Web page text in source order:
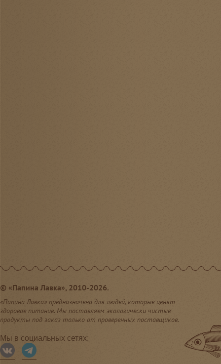
© «Папина Лавка», 2010-2026.
«Папина Лавка» предназначена для людей, которые ценят
здоровое питание. Мы поставляем экологически чистые
продукты под заказ только от проверенных поставщиков.
Мы в социальных сетях: